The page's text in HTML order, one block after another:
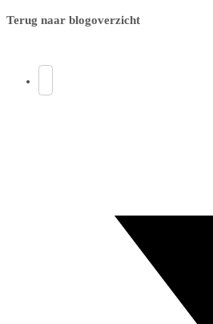
Terug naar blogoverzicht